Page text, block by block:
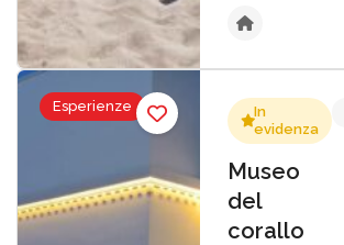
Esperienze
In
evidenza
Museo
del
corallo